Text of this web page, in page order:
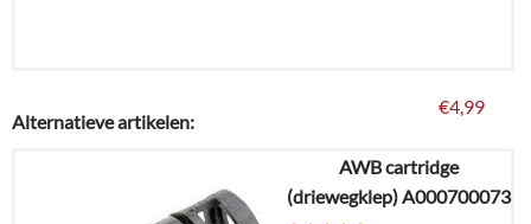
€4,99
Details
Alternatieve artikelen:
AWB cartridge
(driewegklep) A000700073